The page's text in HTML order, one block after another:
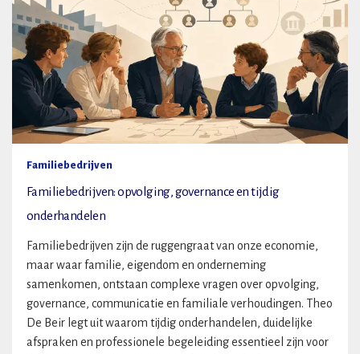
Familiebedrijven
Familiebedrijven: opvolging, governance en tijdig
onderhandelen
Familiebedrijven zijn de ruggengraat van onze economie,
maar waar familie, eigendom en onderneming
samenkomen, ontstaan complexe vragen over opvolging,
governance, communicatie en familiale verhoudingen. Theo
De Beir legt uit waarom tijdig onderhandelen, duidelijke
afspraken en professionele begeleiding essentieel zijn voor